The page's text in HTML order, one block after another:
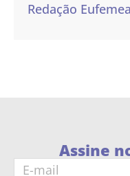
Redação Eufemea
Assine